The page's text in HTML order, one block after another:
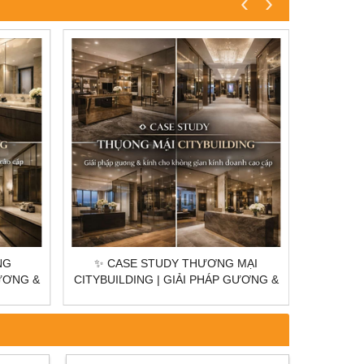
&
✨ CASE STUDY TRẦN SAO THANG
MÁY CITYBUILDING | GIẢI PHÁP ÁNH